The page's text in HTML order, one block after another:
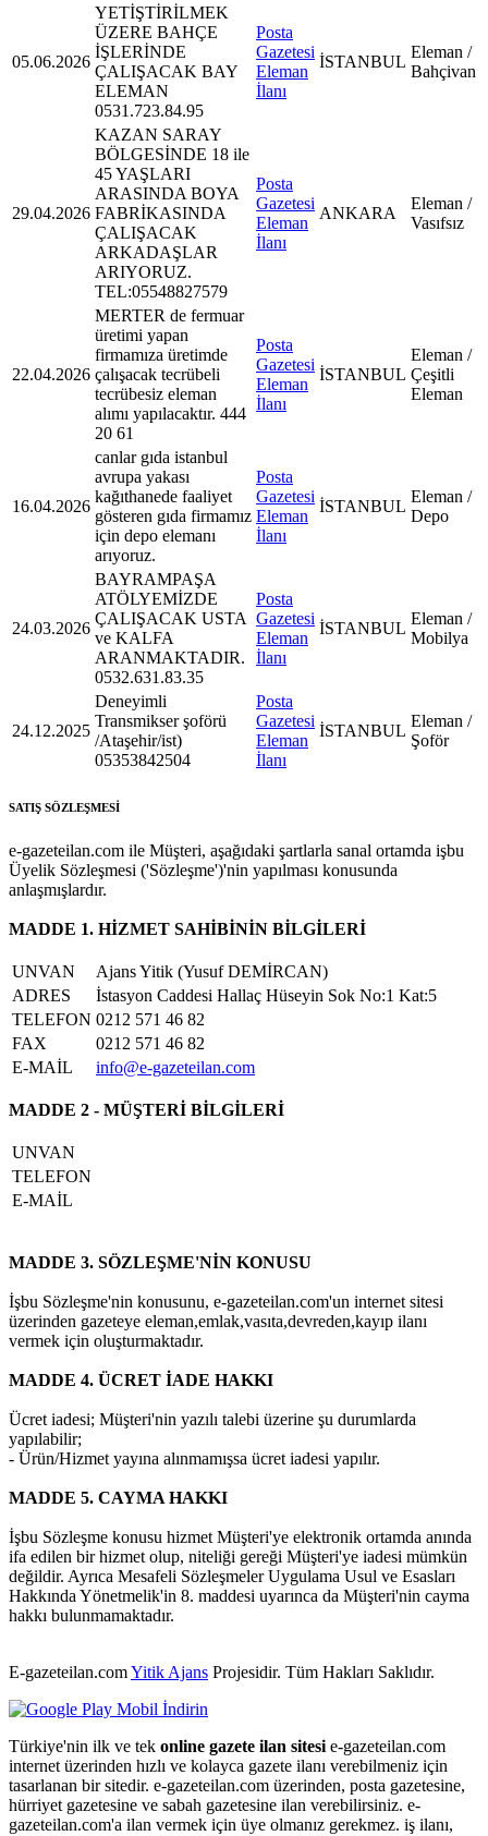
05.06.2026
YETİŞTİRİLMEK
ÜZERE BAHÇE
İŞLERİNDE
ÇALIŞACAK BAY
ELEMAN
0531.723.84.95
Posta
Gazetesi
Eleman
İlanı
İSTANBUL
Eleman /
Bahçivan
29.04.2026
KAZAN SARAY
BÖLGESİNDE 18 ile
45 YAŞLARI
ARASINDA BOYA
FABRİKASINDA
ÇALIŞACAK
ARKADAŞLAR
ARIYORUZ.
TEL:05548827579
Posta
Gazetesi
Eleman
İlanı
ANKARA
Eleman /
Vasıfsız
22.04.2026
MERTER de fermuar
üretimi yapan
firmamıza üretimde
çalışacak tecrübeli
tecrübesiz eleman
alımı yapılacaktır. 444
20 61
Posta
Gazetesi
Eleman
İlanı
İSTANBUL
Eleman /
Çeşitli
Eleman
16.04.2026
canlar gıda istanbul
avrupa yakası
kağıthanede faaliyet
gösteren gıda firmamız
için depo elemanı
arıyoruz.
Posta
Gazetesi
Eleman
İlanı
İSTANBUL
Eleman /
Depo
24.03.2026
BAYRAMPAŞA
ATÖLYEMİZDE
ÇALIŞACAK USTA
ve KALFA
ARANMAKTADIR.
0532.631.83.35
Posta
Gazetesi
Eleman
İlanı
İSTANBUL
Eleman /
Mobilya
24.12.2025
Deneyimli
Transmikser şoförü
/Ataşehir/ist)
05353842504
Posta
Gazetesi
Eleman
İlanı
İSTANBUL
Eleman /
Şoför
SATIŞ SÖZLEŞMESİ
e-gazeteilan.com ile Müşteri, aşağıdaki şartlarla sanal ortamda işbu
Üyelik Sözleşmesi ('Sözleşme')'nin yapılması konusunda
anlaşmışlardır.
MADDE 1. HİZMET SAHİBİNİN BİLGİLERİ
UNVAN
Ajans Yitik (Yusuf DEMİRCAN)
ADRES
İstasyon Caddesi Hallaç Hüseyin Sok No:1 Kat:5
TELEFON 0212 571 46 82
FAX
0212 571 46 82
E-MAİL
info@e-gazeteilan.com
MADDE 2 - MÜŞTERİ BİLGİLERİ
UNVAN
TELEFON
E-MAİL
MADDE 3. SÖZLEŞME'NİN KONUSU
İşbu Sözleşme'nin konusunu, e-gazeteilan.com'un internet sitesi
üzerinden gazeteye eleman,emlak,vasıta,devreden,kayıp ilanı
vermek için oluşturmaktadır.
MADDE 4. ÜCRET İADE HAKKI
Ücret iadesi; Müşteri'nin yazılı talebi üzerine şu durumlarda
yapılabilir;
- Ürün/Hizmet yayına alınmamışsa ücret iadesi yapılır.
MADDE 5. CAYMA HAKKI
İşbu Sözleşme konusu hizmet Müşteri'ye elektronik ortamda anında
ifa edilen bir hizmet olup, niteliği gereği Müşteri'ye iadesi mümkün
değildir. Ayrıca Mesafeli Sözleşmeler Uygulama Usul ve Esasları
Hakkında Yönetmelik'in 8. maddesi uyarınca da Müşteri'nin cayma
hakkı bulunmamaktadır.
E-gazeteilan.comYitik Ajans Projesidir. Tüm Hakları Saklıdır.
Türkiye'nin ilk ve tek online gazete ilan sitesi e-gazeteilan.com
internet üzerinden hızlı ve kolayca gazete ilanı verebilmeniz için
tasarlanan bir sitedir. e-gazeteilan.com üzerinden, posta gazetesine,
hürriyet gazetesine ve sabah gazetesine ilan verebilirsiniz. e-
gazeteilan.com'a ilan vermek için üye olmanız gerekmez. iş ilanı,